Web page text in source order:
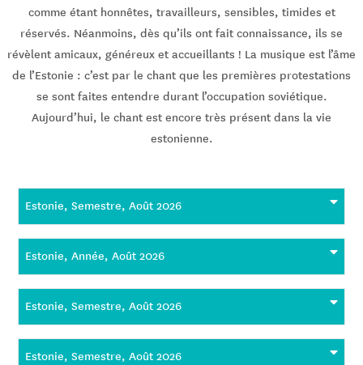
comme étant honnêtes, travailleurs, sensibles, timides et
réservés. Néanmoins, dès qu’ils ont fait connaissance, ils se
révèlent amicaux, généreux et accueillants ! La musique est l’âme
de l’Estonie : c’est par le chant que les premières protestations
se sont faites entendre durant l’occupation soviétique.
Aujourd’hui, le chant est encore très présent dans la vie
estonienne.
Estonie, Semestre, Août 2026
Estonie, Année, Août 2026
Estonie, Semestre, Août 2026
Estonie, Semestre, Août 2026